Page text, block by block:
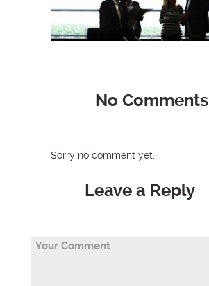
No Comments
Sorry no comment yet.
Leave a Reply